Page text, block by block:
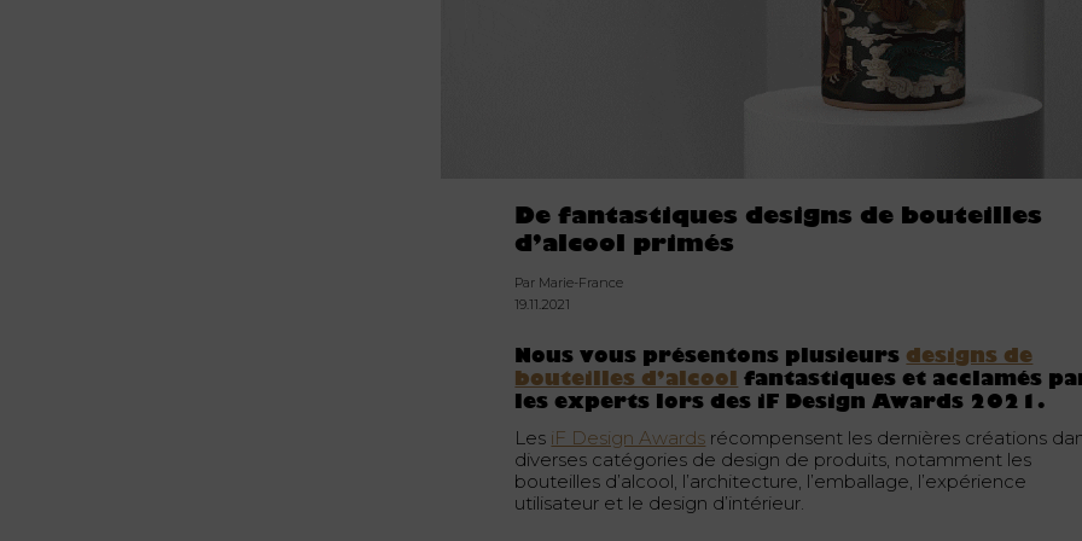
De fantastiques designs de bouteilles
d’alcool primés
Par Marie-France
19.11.2021
Nous vous présentons plusieurs designs de
bouteilles d’alcool
fantastiques et acclamés
les experts lors des iF Design Awards 2021.
Les iF Design Awards récompensent les dernières créations
diverses catégories de design de produits, notamment les
bouteilles d’alcool, l’architecture, l’emballage, l’expérience
utilisateur et le design d’intérieur.